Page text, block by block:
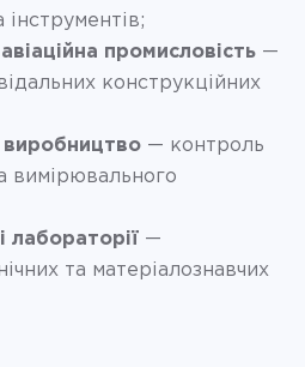
інструментів;
промисловість —
конструкційних
виробництво — контроль
вимірювального
лабораторії —
та матеріалознавчих